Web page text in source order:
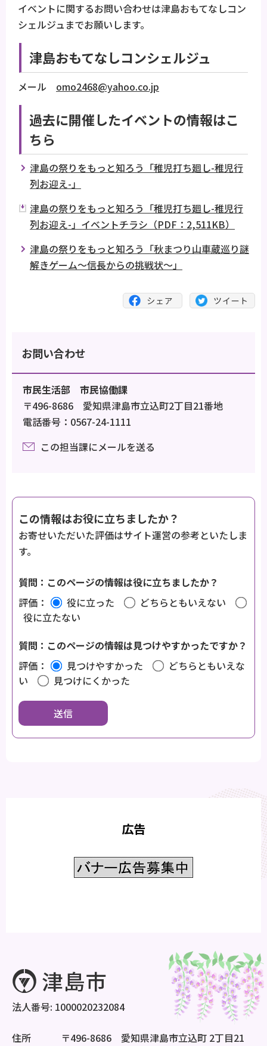
イベントに関するお問い合わせは津島おもてなしコン
シェルジュまでお願いします。
津島おもてなしコンシェルジュ
メール omo2468@yahoo.co.jp
過去に開催したイベントの情報はこ
ちら
津島の祭りをもっと知ろう「稚児打ち廻し-稚児行
列お迎え-」
津島の祭りをもっと知ろう「稚児打ち廻し-稚児行
列お迎え-」イベントチラシ（PDF：2,511KB）
津島の祭りをもっと知ろう「秋まつり山車蔵巡り謎
解きゲーム～信長からの挑戦状～」
お問い合わせ
市民生活部 市民協働課
〒496-8686 愛知県津島市立込町2丁目21番地
電話番号：0567-24-1111
この担当課にメールを送る
この情報はお役に立ちましたか？
お寄せいただいた評価はサイト運営の参考といたしま
す。
質問：このページの情報は役に立ちましたか？
評価：
役に立った
どちらともいえない
役に立たない
質問：このページの情報は見つけやすかったですか？
評価：
見つけやすかった
どちらともいえな
い
見つけにくかった
広告
法人番号: 1000020232084
住所 〒496-8686 愛知県津島市立込町 2丁目21